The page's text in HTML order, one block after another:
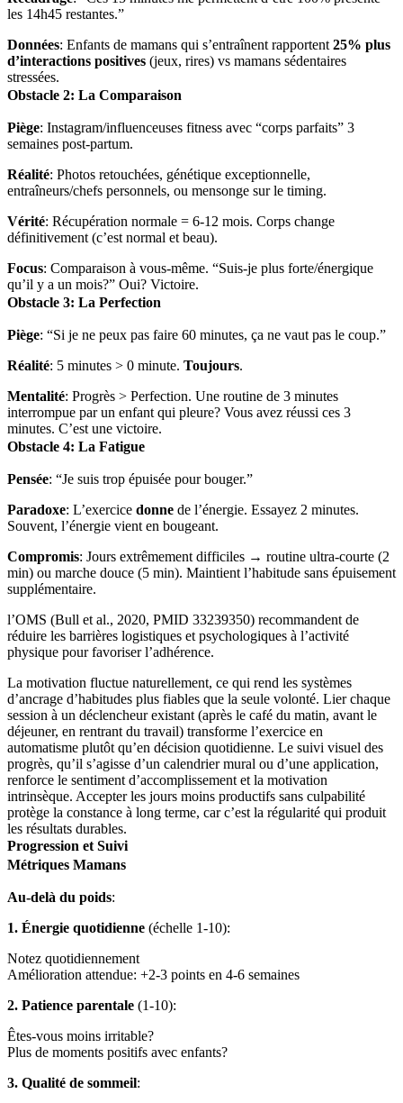
les 14h45 restantes.”
Données: Enfants de mamans qui s’entraînent rapportent 25% plus
d’interactions positives (jeux, rires) vs mamans sédentaires
stressées.
Obstacle 2: La Comparaison
Piège: Instagram/influenceuses fitness avec “corps parfaits” 3
semaines post-partum.
Réalité: Photos retouchées, génétique exceptionnelle,
entraîneurs/chefs personnels, ou mensonge sur le timing.
Vérité: Récupération normale = 6-12 mois. Corps change
définitivement (c’est normal et beau).
Focus: Comparaison à vous-même. “Suis-je plus forte/énergique
qu’il y a un mois?” Oui? Victoire.
Obstacle 3: La Perfection
Piège: “Si je ne peux pas faire 60 minutes, ça ne vaut pas le coup.”
Réalité: 5 minutes > 0 minute. Toujours.
Mentalité: Progrès > Perfection. Une routine de 3 minutes
interrompue par un enfant qui pleure? Vous avez réussi ces 3
minutes. C’est une victoire.
Obstacle 4: La Fatigue
Pensée: “Je suis trop épuisée pour bouger.”
Paradoxe: L’exercice donne de l’énergie. Essayez 2 minutes.
Souvent, l’énergie vient en bougeant.
Compromis: Jours extrêmement difficiles → routine ultra-courte (2
min) ou marche douce (5 min). Maintient l’habitude sans épuisement
supplémentaire.
l’OMS (Bull et al., 2020, PMID 33239350) recommandent de
réduire les barrières logistiques et psychologiques à l’activité
physique pour favoriser l’adhérence.
La motivation fluctue naturellement, ce qui rend les systèmes
d’ancrage d’habitudes plus fiables que la seule volonté. Lier chaque
session à un déclencheur existant (après le café du matin, avant le
déjeuner, en rentrant du travail) transforme l’exercice en
automatisme plutôt qu’en décision quotidienne. Le suivi visuel des
progrès, qu’il s’agisse d’un calendrier mural ou d’une application,
renforce le sentiment d’accomplissement et la motivation
intrinsèque. Accepter les jours moins productifs sans culpabilité
protège la constance à long terme, car c’est la régularité qui produit
les résultats durables.
Progression et Suivi
Métriques Mamans
Au-delà du poids:
1. Énergie quotidienne (échelle 1-10):
Notez quotidiennement
Amélioration attendue: +2-3 points en 4-6 semaines
2. Patience parentale (1-10):
Êtes-vous moins irritable?
Plus de moments positifs avec enfants?
3. Qualité de sommeil: